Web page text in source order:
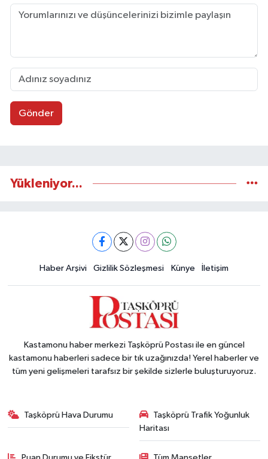
Gönder
Yükleniyor...
Haber Arşivi Gizlilik Sözleşmesi Künye İletişim
Kastamonu haber merkezi Taşköprü Postası ile en güncel
kastamonu haberleri sadece bir tık uzağınızda! Yerel haberler ve
tüm yeni gelişmeleri tarafsız bir şekilde sizlerle buluşturuyoruz.
Taşköprü Hava Durumu
Taşköprü Trafik Yoğunluk
Haritası